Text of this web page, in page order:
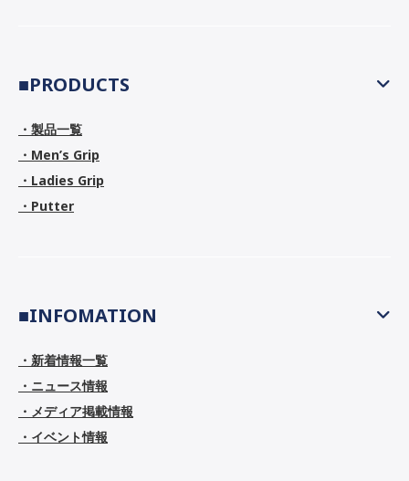
■PRODUCTS
・製品一覧
・Men’s Grip
・Ladies Grip
・Putter
■INFOMATION
・新着情報一覧
・ニュース情報
・メディア掲載情報
・イベント情報